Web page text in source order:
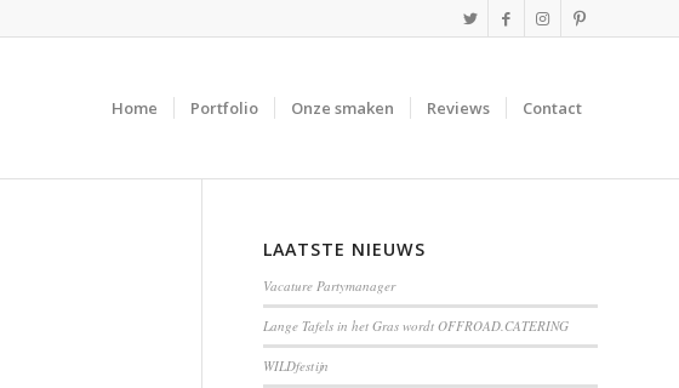
Home Portfolio Onze smaken Reviews Contact
LAATSTE NIEUWS
Vacature Partymanager
Lange Tafels in het Gras wordt OFFROAD.CATERING
WILDfestijn